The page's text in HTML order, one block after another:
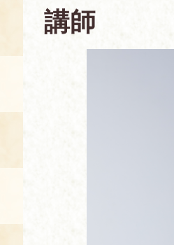
使用料・お
食の語り部
講演会付
あじわい
講師